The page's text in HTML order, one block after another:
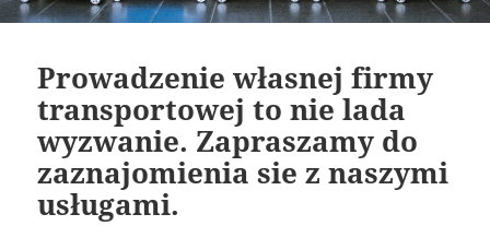
Prowadzenie własnej firmy
transportowej to nie lada
wyzwanie. Zapraszamy do
zaznajomienia sie z naszymi
usługami.